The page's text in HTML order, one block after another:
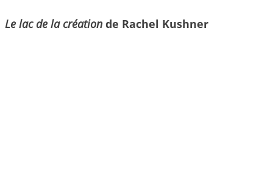
Le lac de la créationde Rachel Kushner